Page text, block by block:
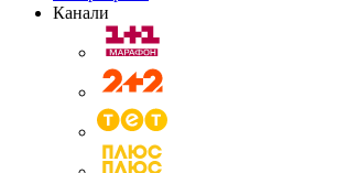
Канали